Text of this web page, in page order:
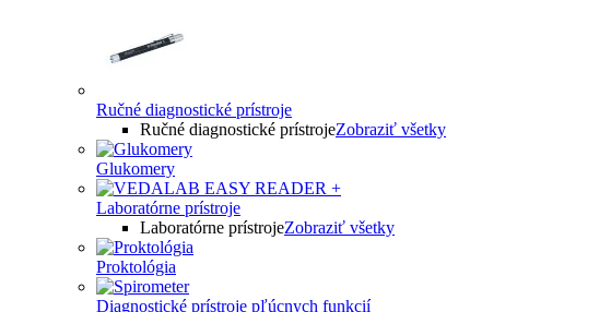
Ručné diagnostické prístroje
Ručné diagnostické prístrojeZobraziť všetky
Glukomery
Laboratórne prístroje
Laboratórne prístrojeZobraziť všetky
Proktológia
Diagnostické prístroje pľúcnych funkcií